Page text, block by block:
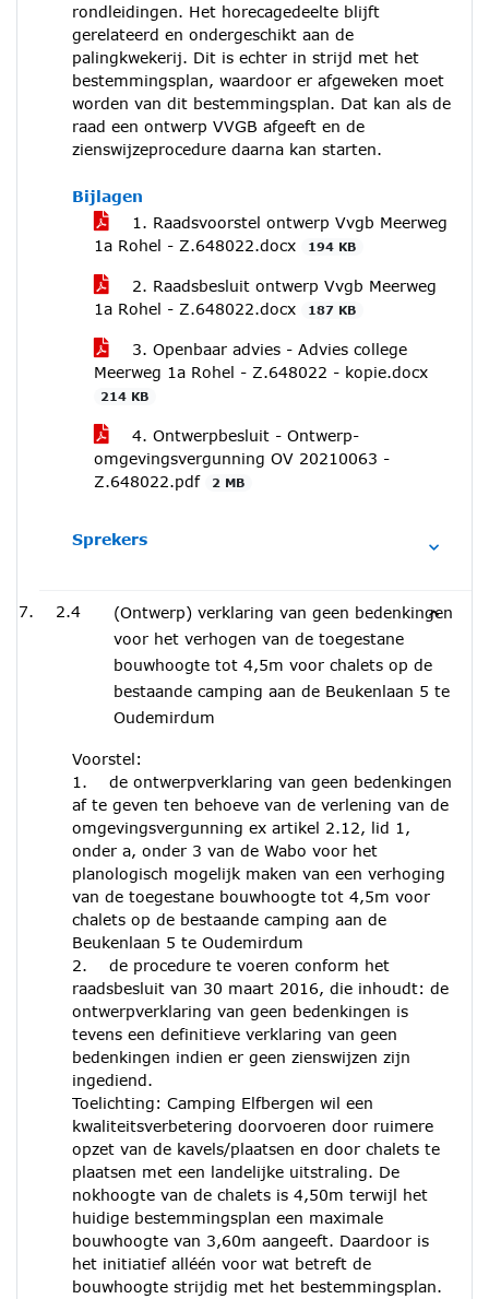
rondleidingen. Het horecagedeelte blijft
gerelateerd en ondergeschikt aan de
palingkwekerij. Dit is echter in strijd met het
bestemmingsplan, waardoor er afgeweken moet
worden van dit bestemmingsplan. Dat kan als de
raad een ontwerp VVGB afgeeft en de
zienswijzeprocedure daarna kan starten.
Bijlagen
1. Raadsvoorstel ontwerp Vvgb Meerweg
1a Rohel - Z.648022.docx
194 KB
2. Raadsbesluit ontwerp Vvgb Meerweg
1a Rohel - Z.648022.docx
187 KB
3. Openbaar advies - Advies college
Meerweg 1a Rohel - Z.648022 - kopie.docx
214 KB
4. Ontwerpbesluit - Ontwerp-
omgevingsvergunning OV 20210063 -
Z.648022.pdf
2 MB
Sprekers
2.4
(Ontwerp) verklaring van geen bedenkingen
voor het verhogen van de toegestane
bouwhoogte tot 4,5m voor chalets op de
bestaande camping aan de Beukenlaan 5 te
Oudemirdum
Voorstel:
1. de ontwerpverklaring van geen bedenkingen
af te geven ten behoeve van de verlening van de
omgevingsvergunning ex artikel 2.12, lid 1,
onder a, onder 3 van de Wabo voor het
planologisch mogelijk maken van een verhoging
van de toegestane bouwhoogte tot 4,5m voor
chalets op de bestaande camping aan de
Beukenlaan 5 te Oudemirdum
2. de procedure te voeren conform het
raadsbesluit van 30 maart 2016, die inhoudt: de
ontwerpverklaring van geen bedenkingen is
tevens een definitieve verklaring van geen
bedenkingen indien er geen zienswijzen zijn
ingediend.
Toelichting: Camping Elfbergen wil een
kwaliteitsverbetering doorvoeren door ruimere
opzet van de kavels/plaatsen en door chalets te
plaatsen met een landelijke uitstraling. De
nokhoogte van de chalets is 4,50m terwijl het
huidige bestemmingsplan een maximale
bouwhoogte van 3,60m aangeeft. Daardoor is
het initiatief alléén voor wat betreft de
bouwhoogte strijdig met het bestemmingsplan.